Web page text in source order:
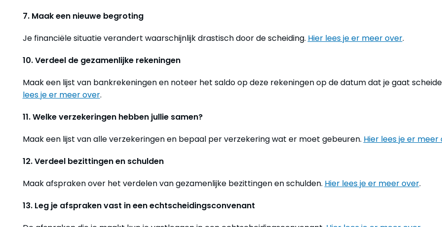
7. Maak een nieuwe begroting
Je financiële situatie verandert waarschijnlijk drastisch door de scheiding. Hier lees je er meer over.
10. Verdeel de gezamenlijke rekeningen
Maak een lijst van bankrekeningen en noteer het saldo op deze rekeningen op de datum dat je gaat
lees je er meer over.
11. Welke verzekeringen hebben jullie samen?
Maak een lijst van alle verzekeringen en bepaal per verzekering wat er moet gebeuren. Hier lees je er meer
12. Verdeel bezittingen en schulden
Maak afspraken over het verdelen van gezamenlijke bezittingen en schulden. Hier lees je er meer over.
13. Leg je afspraken vast in een echtscheidingsconvenant